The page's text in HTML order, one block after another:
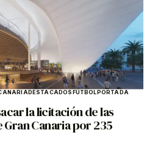
DESTACADOSFÚTBOLPORTADA
la licitación de las
Canaria por 235